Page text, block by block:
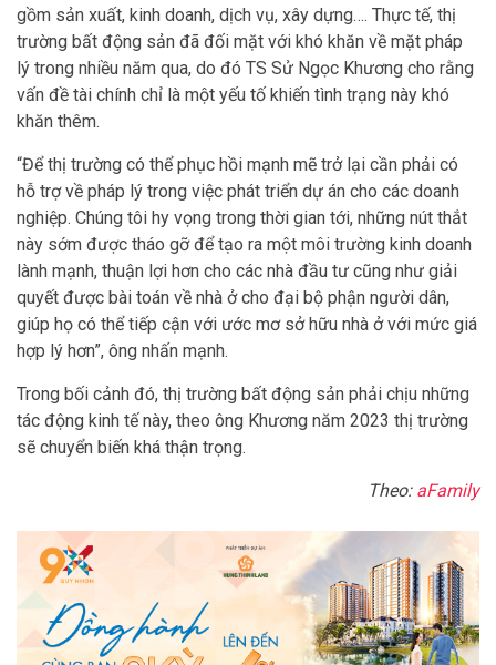
gồm sản xuất, kinh doanh, dịch vụ, xây dựng…. Thực tế, thị
trường bất động sản đã đối mặt với khó khăn về mặt pháp
lý trong nhiều năm qua, do đó TS Sử Ngọc Khương cho rằng
vấn đề tài chính chỉ là một yếu tố khiến tình trạng này khó
khăn thêm.
“Để thị trường có thể phục hồi mạnh mẽ trở lại cần phải có
hỗ trợ về pháp lý trong việc phát triển dự án cho các doanh
nghiệp. Chúng tôi hy vọng trong thời gian tới, những nút thắt
này sớm được tháo gỡ để tạo ra một môi trường kinh doanh
lành mạnh, thuận lợi hơn cho các nhà đầu tư cũng như giải
quyết được bài toán về nhà ở cho đại bộ phận người dân,
giúp họ có thể tiếp cận với ước mơ sở hữu nhà ở với mức giá
hợp lý hơn”, ông nhấn mạnh.
Trong bối cảnh đó, thị trường bất động sản phải chịu những
tác động kinh tế này, theo ông Khương năm 2023 thị trường
sẽ chuyển biến khá thận trọng.
Theo: aFamily